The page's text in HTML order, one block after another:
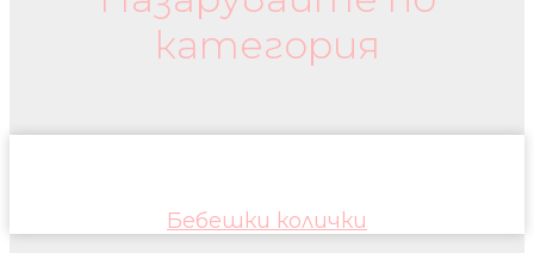
категория
Бебешки колички